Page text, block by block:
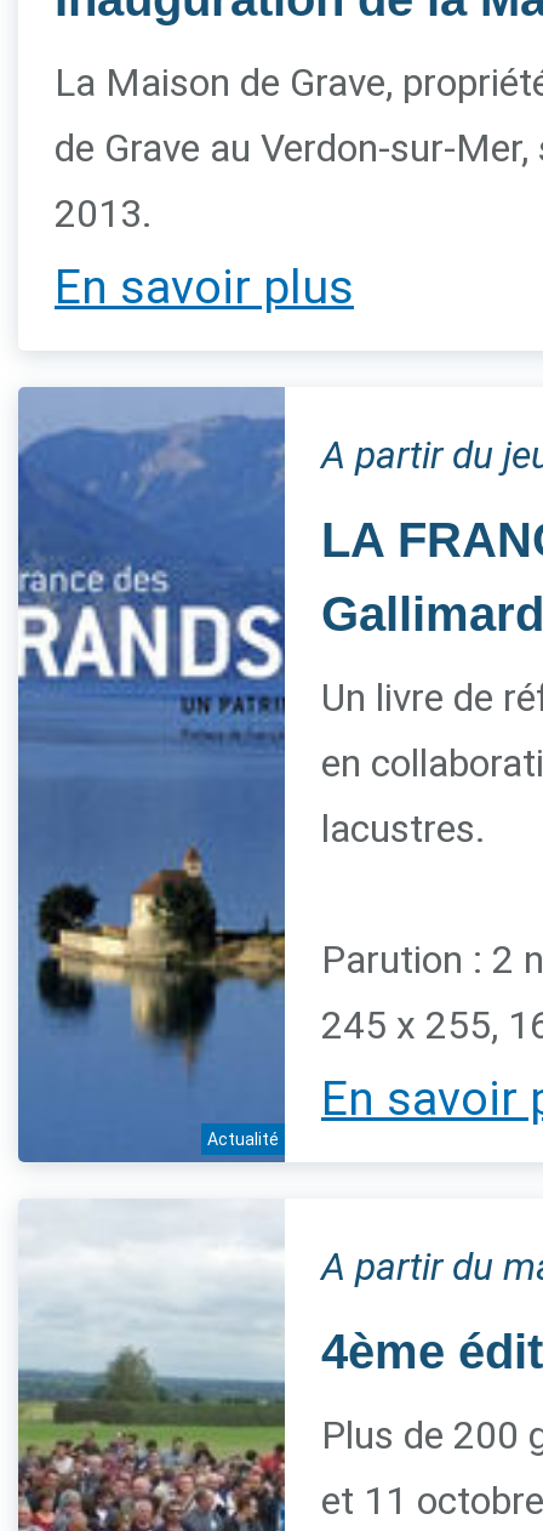
La Maison de Grave,
de Grave au Verdon-sur-
2013.
En savoir plus
Actualité
A partir du
LA
Gallimard
Un livre de
en
lacustres.
Parution : 2
245 x 255,
En savoir
A partir du
4ème
Plus de 200
et 11